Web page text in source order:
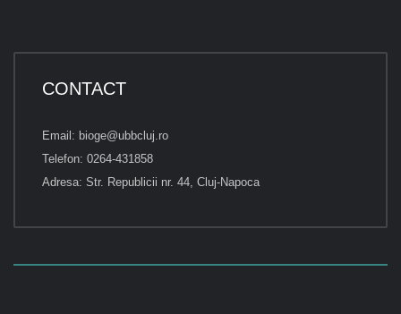
CONTACT
Email: bioge@ubbcluj.ro
Telefon: 0264-431858
Adresa: Str. Republicii nr. 44, Cluj-Napoca